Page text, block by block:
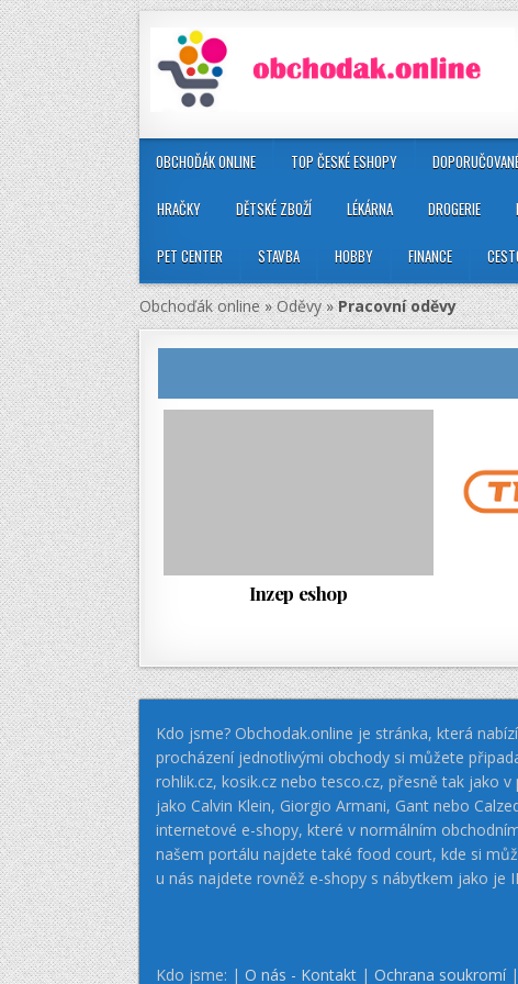
OBCHOĎÁK ONLINE TOP ČESKÉ ESHOPY
HRAČKY DĚTSKÉ ZBOŽÍ LÉKÁRNA DROGERIE
PET CENTER STAVBA HOBBY FINANCE
Obchoďák online»Oděvy»Pracovní oděvy
Inzep eshop
Kdo jsme? Obchodak.online je stránka, která
procházení jednotlivými obchody si můžete
rohlik.cz, kosik.cz nebo tesco.cz, přesně tak jako
jako Calvin Klein, Giorgio Armani, Gant nebo
internetové e-shopy, které v normálním
našem portálu najdete také food court, kde si
u nás najdete rovněž e-shopy s nábytkem jako je
Kdo jsme: | O nás - Kontakt | Ochrana soukromí|